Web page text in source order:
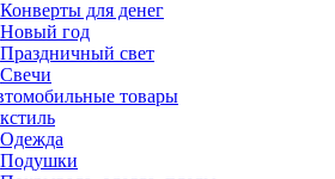
Конверты для денег
Новый год
Праздничный свет
Свечи
товары
Одежда
Подушки